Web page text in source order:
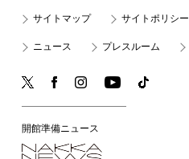
サイトマップ サイトポリシー
ニュース プレスルーム
開館準備ニュース